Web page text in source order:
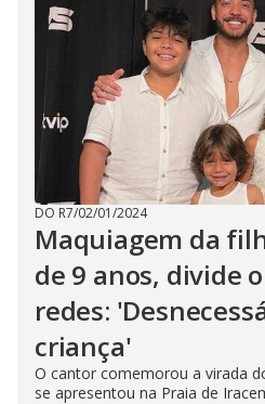
DO R7/02/01/2024
Maquiagem da
de 9 anos, divide
redes:
criança'
O cantor comemorou a virada
se apresentou na Praia de